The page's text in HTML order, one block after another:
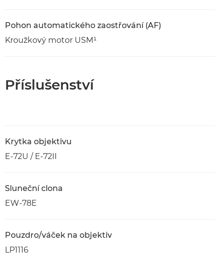
Pohon automatického zaostřování (AF)
Kroužkový motor USM¹
Příslušenství
Krytka objektivu
E-72U / E-72II
Sluneční clona
EW-78E
Pouzdro/váček na objektiv
LP1116